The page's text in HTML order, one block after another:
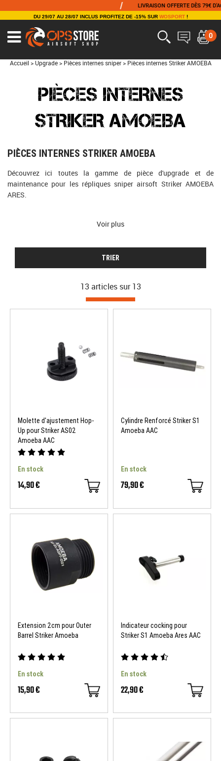
LIVRAISON OFFERTE DÈS 79€ D'ACHAT
DU 29/07 AU 28/07 INCLUS PROFITEZ DE -15% SUR WOSPORT!
0
Accueil > Upgrade > Pièces internes sniper > Pièces internes Striker AMOEBA
PIÈCES INTERNES
STRIKER AMOEBA
PIÈCES INTERNES STRIKER AMOEBA
Découvrez ici toutes la gamme de pièce d'upgrade et de
maintenance pour les répliques sniper airsoft Striker AMOEBA
ARES.
Voir plus
TRIER
13 articles sur 13
Molette d'ajustement Hop-
Up pour Striker AS02
Amoeba AAC
En stock
14,90 €
Cylindre Renforcé Striker S1
Amoeba AAC
En stock
79,90 €
Extension 2cm pour Outer
Barrel Striker Amoeba
En stock
15,90 €
Indicateur cocking pour
Striker S1 Amoeba Ares AAC
En stock
22,90 €